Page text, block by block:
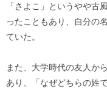
「さよこ」というやや古
ったこともあり、自分の
ていた。
また、大学時代の友人か
あり、「なぜどちらの姓